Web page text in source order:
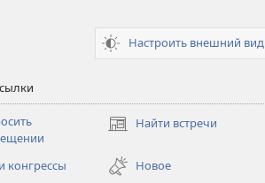
Настроить внешний вид
Найти встречи
(открывается
новом
конгрессы
Новое